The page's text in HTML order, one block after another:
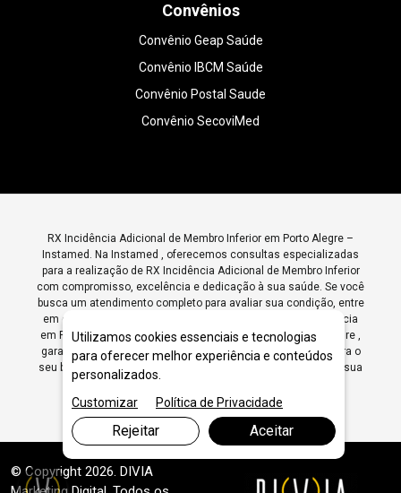
Convênios
Convênio Geap Saúde
Convênio IBCM Saúde
Convênio Postal Saude
Convênio SecoviMed
RX Incidência Adicional de Membro Inferior em Porto Alegre –
Instamed. Na Instamed , oferecemos consultas especializadas
para a realização de RX Incidência Adicional de Membro Inferior
com compromisso, excelência e dedicação à sua saúde. Se você
busca um atendimento completo para avaliar sua condição, entre
em contato conosco e agende sua consulta. Somos referência
em RX Incidência Adicional de Membro Inferior em Porto Alegre ,
garantindo diagnósticos precisos e tratamentos eficazes para o
seu bem-estar. Agende sua consulta hoje mesmo e cuide da sua
© Copyright 2026. DIVIA
Utilizamos cookies essenciais e tecnologias
para oferecer melhor experiência e conteúdos
personalizados.
Customizar
Política de Privacidade
Rejeitar Aceitar